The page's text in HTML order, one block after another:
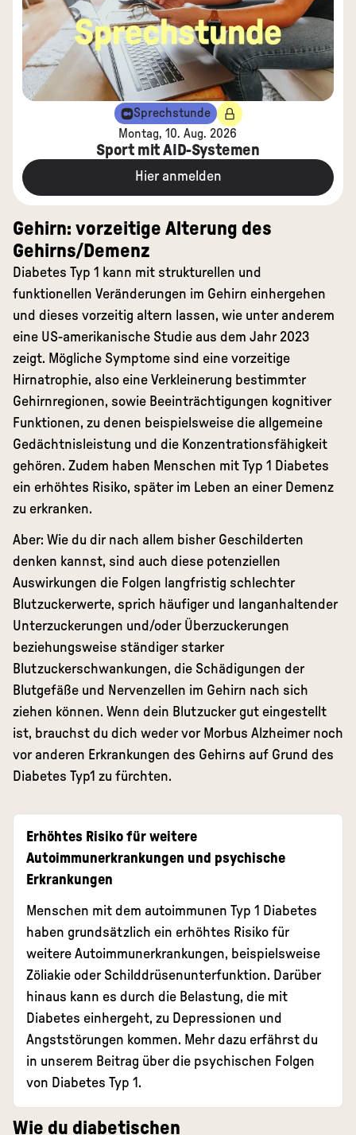
Sprechstunde
Montag, 10. Aug. 2026
Sport mit AID-Systemen
Hier anmelden
Gehirn: vorzeitige Alterung des
Gehirns/Demenz
Diabetes Typ 1 kann mit strukturellen und
funktionellen Veränderungen im Gehirn einhergehen
und dieses vorzeitig altern lassen, wie unter anderem
eine US-amerikanische Studie aus dem Jahr 2023
zeigt. Mögliche Symptome sind eine vorzeitige
Hirnatrophie, also eine Verkleinerung bestimmter
Gehirnregionen, sowie Beeinträchtigungen kognitiver
Funktionen, zu denen beispielsweise die allgemeine
Gedächtnisleistung und die Konzentrationsfähigkeit
gehören. Zudem haben Menschen mit Typ 1 Diabetes
ein erhöhtes Risiko, später im Leben an einer Demenz
zu erkranken.
Aber: Wie du dir nach allem bisher Geschilderten
denken kannst, sind auch diese potenziellen
Auswirkungen die Folgen langfristig schlechter
Blutzuckerwerte, sprich häufiger und langanhaltender
Unterzuckerungen und/oder Überzuckerungen
beziehungsweise ständiger starker
Blutzuckerschwankungen, die Schädigungen der
Blutgefäße und Nervenzellen im Gehirn nach sich
ziehen können. Wenn dein Blutzucker gut eingestellt
ist, brauchst du dich weder vor Morbus Alzheimer noch
vor anderen Erkrankungen des Gehirns auf Grund des
Diabetes Typ1 zu fürchten.
Erhöhtes Risiko für weitere
Autoimmunerkrankungen und psychische
Erkrankungen
Menschen mit dem autoimmunen Typ 1 Diabetes
haben grundsätzlich ein erhöhtes Risiko für
weitere Autoimmunerkrankungen, beispielsweise
Zöliakie oder Schilddrüsenunterfunktion. Darüber
hinaus kann es durch die Belastung, die mit
Diabetes einhergeht, zu Depressionen und
Angststörungen kommen. Mehr dazu erfährst du
in unserem Beitrag überdie psychischen Folgen
von Diabetes Typ 1 .
Wie du diabetischen